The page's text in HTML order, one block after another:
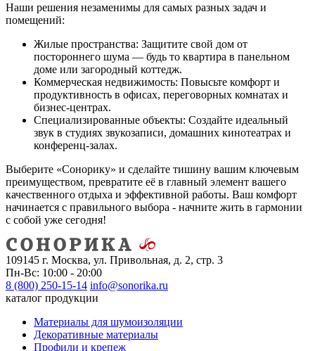
Наши решения незаменимы для самых разных задач и
помещений:
Жилые пространства: Защитите свой дом от
постороннего шума — будь то квартира в панельном
доме или загородный коттедж.
Коммерческая недвижимость: Повысьте комфорт и
продуктивность в офисах, переговорных комнатах и
бизнес-центрах.
Специализированные объекты: Создайте идеальный
звук в студиях звукозаписи, домашних кинотеатрах и
конференц-залах.
Выберите «Сонорику» и сделайте тишину вашим ключевым
преимуществом, превратите её в главный элемент вашего
качественного отдыха и эффективной работы. Ваш комфорт
начинается с правильного выбора - начните жить в гармонии
с собой уже сегодня!
109145 г. Москва, ул. Привольная, д. 2, стр. 3
Пн-Вс: 10:00 - 20:00
8 (800) 250-15-14 info@sonorika.ru
каталог продукции
Материалы для шумоизоляции
Декоративные материалы
Профили и крепеж